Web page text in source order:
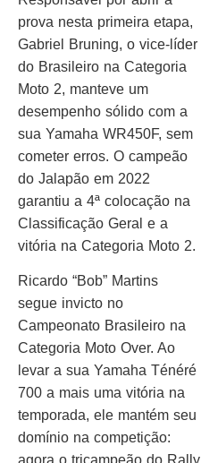
prova nesta primeira etapa,
Gabriel Bruning, o vice-líder
do Brasileiro na Categoria
Moto 2, manteve um
desempenho sólido com a
sua Yamaha WR450F, sem
cometer erros. O campeão
do Jalapão em 2022
garantiu a 4ª colocação na
Classificação Geral e a
vitória na Categoria Moto 2.
Ricardo “Bob” Martins
segue invicto no
Campeonato Brasileiro na
Categoria Moto Over. Ao
levar a sua Yamaha Ténéré
700 a mais uma vitória na
temporada, ele mantém seu
domínio na competição: